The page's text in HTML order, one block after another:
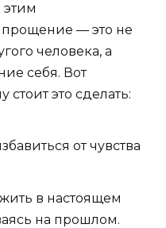
этим
— это не
человека, а
себя. Вот
это сделать:
от чувства
в настоящем
на прошлом.